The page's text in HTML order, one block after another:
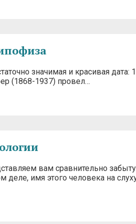
значимая и красивая дата:
(1868-1937) провел…
вам сравнительно
имя этого человека на